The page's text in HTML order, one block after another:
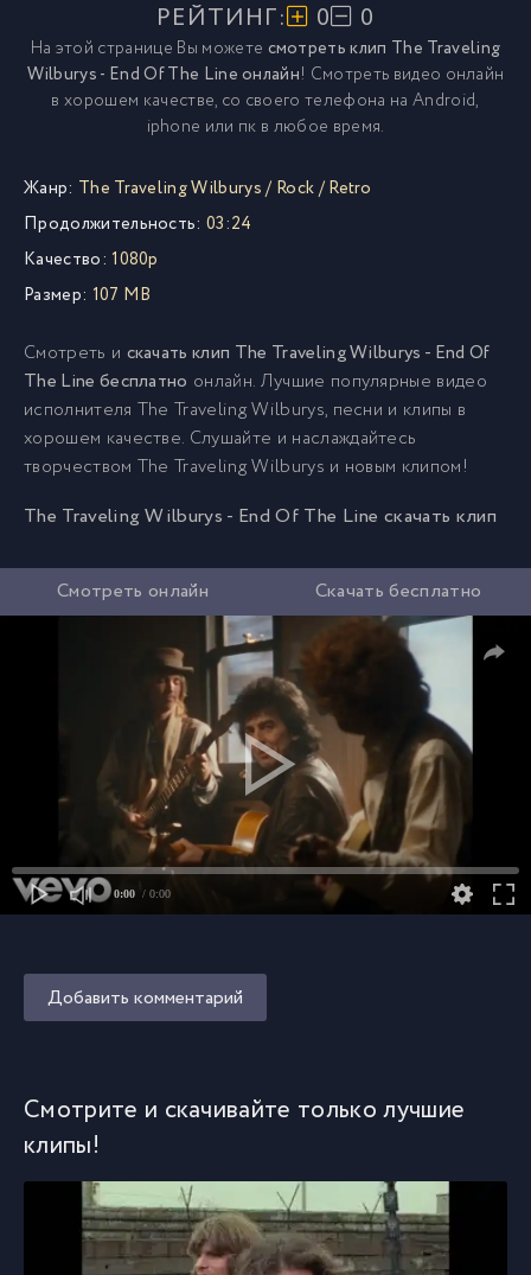
РЕЙТИНГ: 0 0
На этой странице Вы можете смотреть клип The Traveling
Wilburys - End Of The Line онлайн! Смотреть видео онлайн
в хорошем качестве, со своего телефона на Android,
iphone или пк в любое время.
Жанр: The Traveling Wilburys/ Rock/Retro
Продолжительность: 03:24
Качество: 1080p
Размер: 107 MB
Смотреть и скачать клип The Traveling Wilburys - End Of
The Line бесплатно онлайн. Лучшие популярные видео
исполнителя The Traveling Wilburys, песни и клипы в
хорошем качестве. Слушайте и наслаждайтесь
творчеством The Traveling Wilburys и новым клипом!
The Traveling Wilburys - End Of The Line скачать клип
Смотреть онлайн Скачать бесплатно
0:00 / 0:00
Добавить комментарий
Смотрите и скачивайте только лучшие
клипы!